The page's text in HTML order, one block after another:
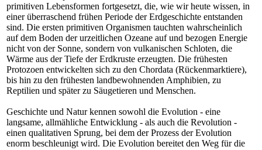
primitiven Lebensformen fortgesetzt, die, wie wir heute wissen, in
einer überraschend frühen Periode der Erdgeschichte entstanden
sind. Die ersten primitiven Organismen tauchten wahrscheinlich
auf dem Boden der urzeitlichen Ozeane auf und bezogen Energie
nicht von der Sonne, sondern von vulkanischen Schloten, die
Wärme aus der Tiefe der Erdkruste erzeugten. Die frühesten
Protozoen entwickelten sich zu den Chordata (Rückenmarktiere),
bis hin zu den frühesten landbewohnenden Amphibien, zu
Reptilien und später zu Säugetieren und Menschen.
Geschichte und Natur kennen sowohl die Evolution - eine
langsame, allmähliche Entwicklung - als auch die Revolution -
einen qualitativen Sprung, bei dem der Prozess der Evolution
enorm beschleunigt wird. Die Evolution bereitet den Weg für die